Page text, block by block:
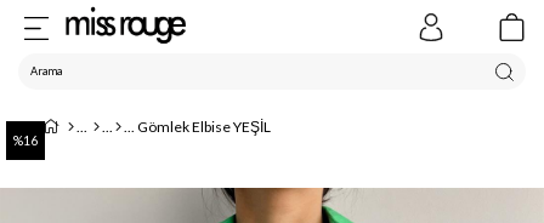
Gömlek Elbise YEŞİL
16